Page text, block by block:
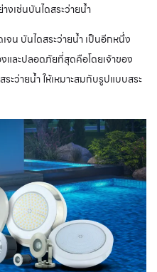
เช่นบันไดสระว่ายน้ำ
จน บันไดสระว่ายน้ำ เป็นอีกหนึ่ง
ละปลอดภัยที่สุดคือโดยเจ้าของ
ะว่ายน้ำ ให้เหมาะสมกับรูปแบบสระ